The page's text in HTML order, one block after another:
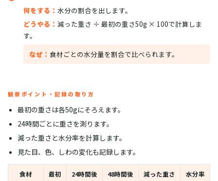
何をする： 水分の割合を出します。
どうやる： 減った重さ ÷ 最初の重さ50g × 100で計算しま
す。
なぜ： 食材ごとの水分量を割合で比べられます。
観察ポイント・記録の取り方
最初の重さは各50gにそろえます。
24時間ごとに重さを測ります。
減った重さと水分率を計算します。
見た目、色、しわの変化も記録します。
食材 最初 24時間後 48時間後 減った重さ 水分率